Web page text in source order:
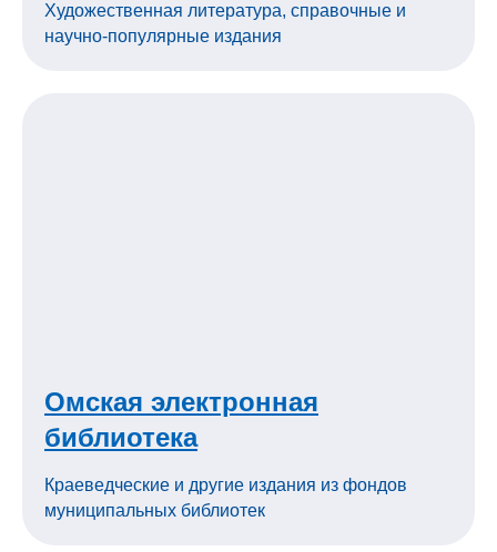
Художественная литература, справочные и
научно-популярные издания
Омская электронная
библиотека
Краеведческие и другие издания из фондов
муниципальных библиотек